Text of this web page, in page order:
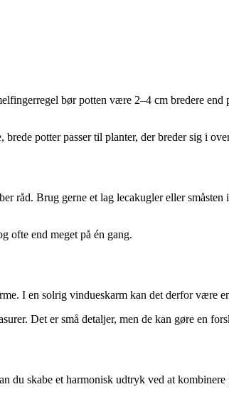
bør potten være 2–4 cm bredere
potter passer til planter, der breder sig i
råd. Brug gerne et lag lecakugler eller
ofte end meget på én gang.
I en solrig vindueskarm kan det derfor være
Det er små detaljer, men de kan gøre en
du skabe et harmonisk udtryk ved at